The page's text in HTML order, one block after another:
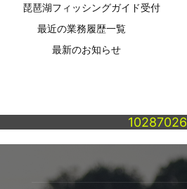
琵琶湖フィッシングガイド受付
最近の業務履歴一覧
最新のお知らせ
10287026